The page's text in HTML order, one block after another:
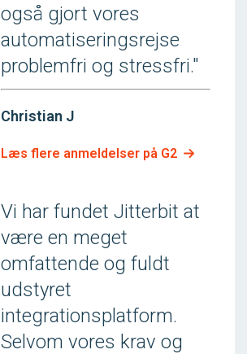
også gjort vores
automatiseringsrejse
problemfri og stressfri."
Christian J
Læs flere anmeldelser på G2
Vi har fundet Jitterbit at
være en meget
omfattende og fuldt
udstyret
integrationsplatform.
Selvom vores krav og